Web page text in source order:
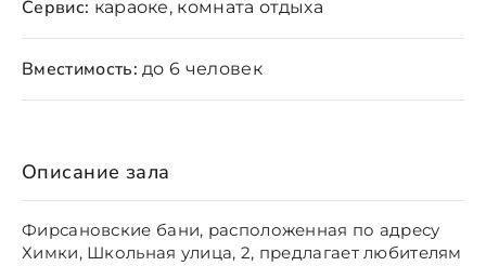
Сервис: караоке, комната отдыха
Вместимость: до 6 человек
Описание зала
Фирсановские бани, расположенная по адресу
Химки, Школьная улица, 2, предлагает любителям